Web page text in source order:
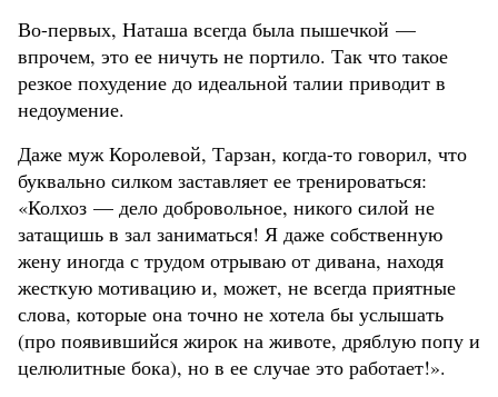
Во-первых, Наташа всегда была пышечкой —
впрочем, это ее ничуть не портило. Так что такое
резкое похудение до идеальной талии приводит в
недоумение.
Даже муж Королевой, Тарзан, когда-то говорил, что
буквально силком заставляет ее тренироваться:
«Колхоз — дело добровольное, никого силой не
затащишь в зал заниматься! Я даже собственную
жену иногда с трудом отрываю от дивана, находя
жесткую мотивацию и, может, не всегда приятные
слова, которые она точно не хотела бы услышать
(про появившийся жирок на животе, дряблую попу и
целюлитные бока), но в ее случае это работает!».